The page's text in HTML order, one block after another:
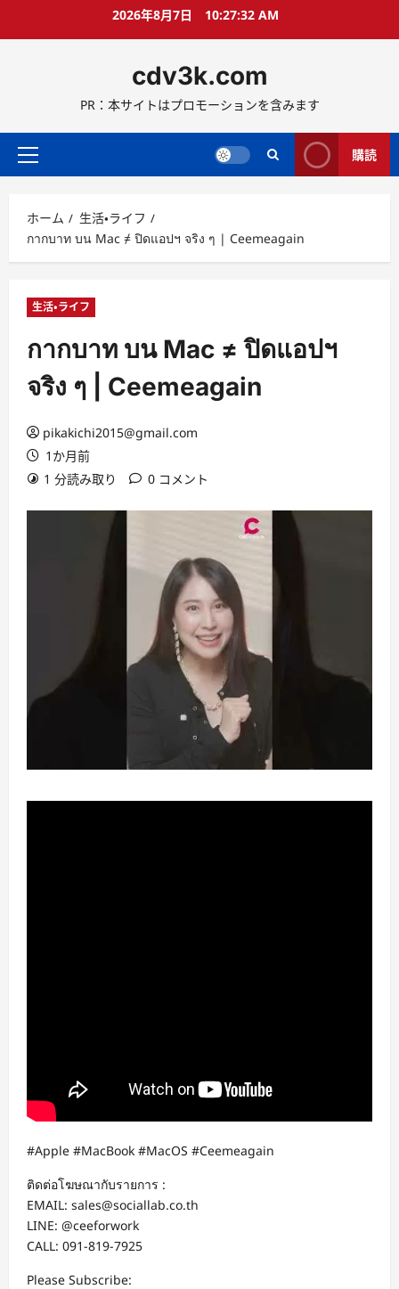
ス
ッ
2026年8月7日 10:27:32 AM
cdv3k.com
PR：本サイトはプロモーションを含みます
メ
メ
ニ
ュ
購読
ホーム
生活・ライフ
กากบาท บน Mac ≠ ปิดแอปฯ จริง ๆ | Ceemeagain
生活・ライフ
กากบาท บน Mac ≠ ปิดแอปฯ
จริง ๆ | Ceemeagain
pikakichi2015@gmail.com
1か月前
1 分読み取り
0 コメント
#Apple #MacBook #MacOS #Ceemeagain
ติดต่อโฆษณากับรายการ :
EMAIL: sales@sociallab.co.th
LINE: @ceeforwork
CALL: 091-819-7925
Please Subscribe: